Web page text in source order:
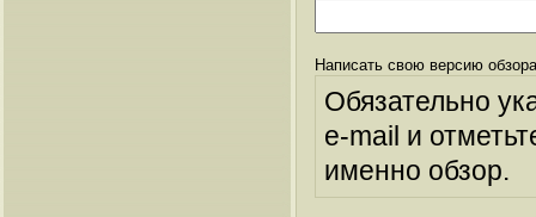
Написать свою версию
Обязательно
e-mail и
именно обзор.